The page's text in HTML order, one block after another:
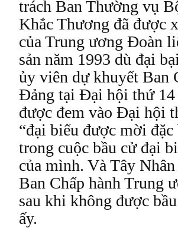
trách Ban Thường vụ
Khắc Thương đã được
của Trung ương Ðoàn
sản năm 1993 dù đại
ủy viên dự khuyết Ban
Ðảng tại Đại hội thứ
được đem vào Đại hội
“đại biểu được mời
trong cuộc bầu cử đại
của mình. Và Tây
Ban Chấp hành Trung
sau khi không được
ấy.